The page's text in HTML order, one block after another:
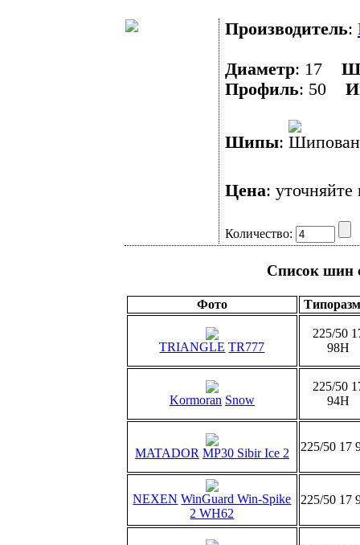
Производитель:
Диаметр: 17
Профиль: 50
Шипы:
Цена: уточняйте
Количество:
Список шин
Фото
TRIANGLE TR777
225/50
98H
Kormoran Snow
225/50
94H
MATADOR MP30 Sibir Ice 2 225/50 17
NEXEN WinGuard Win-Spike
2 WH62
225/50 17